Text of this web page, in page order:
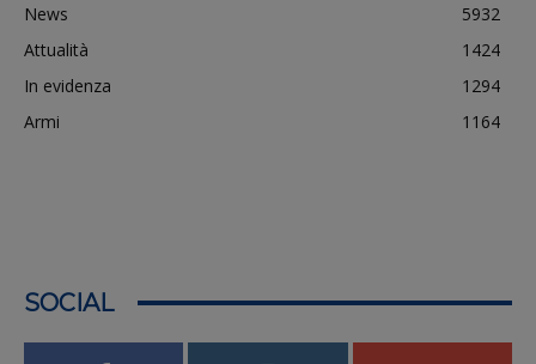
News
5932
Attualità
1424
In evidenza
1294
Armi
1164
SOCIAL